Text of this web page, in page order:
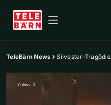
TeleBärn News Silvester-